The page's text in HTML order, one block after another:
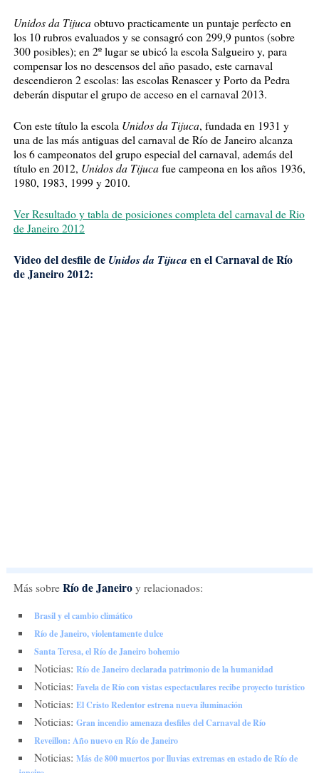
Unidos da Tijucaobtuvo practicamente un puntaje perfecto en
los 10 rubros evaluados y se consagró con 299,9 puntos (sobre
300 posibles); en 2º lugar se ubicó la escola Salgueiro y, para
compensar los no descensos del año pasado, este carnaval
descendieron 2 escolas: las escolas Renascer y Porto da Pedra
deberán disputar el grupo de acceso en el carnaval 2013.
Con este título la escola Unidos da Tijuca, fundada en 1931 y
una de las más antiguas del carnaval de Río de Janeiro alcanza
los 6 campeonatos del grupo especial del carnaval, además del
título en 2012, Unidos da Tijucafue campeona en los años 1936,
1980, 1983, 1999 y 2010.
Ver Resultado y tabla de posiciones completa del carnaval de Rio
de Janeiro 2012
Video del desfile de Unidos da Tijuca en el Carnaval de Río
de Janeiro 2012:
Más sobre Río de Janeiroy relacionados:
Brasil y el cambio climático
Río de Janeiro, violentamente dulce
Santa Teresa, el Río de Janeiro bohemio
Noticias: Río de Janeiro declarada patrimonio de la humanidad
Noticias: Favela de Río con vistas espectaculares recibe proyecto turístico
Noticias: El Cristo Redentor estrena nueva iluminación
Noticias: Gran incendio amenaza desfiles del Carnaval de Río
Reveillon: Año nuevo en Río de Janeiro
Noticias: Más de 800 muertos por lluvias extremas en estado de Río de